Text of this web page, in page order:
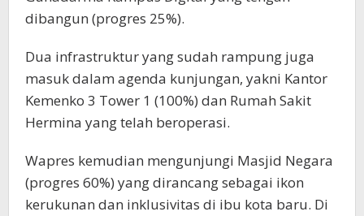
dibangun (progres 25%).
Dua infrastruktur yang sudah rampung juga
masuk dalam agenda kunjungan, yakni Kantor
Kemenko 3 Tower 1 (100%) dan Rumah Sakit
Hermina yang telah beroperasi.
Wapres kemudian mengunjungi Masjid Negara
(progres 60%) yang dirancang sebagai ikon
kerukunan dan inklusivitas di ibu kota baru. Di